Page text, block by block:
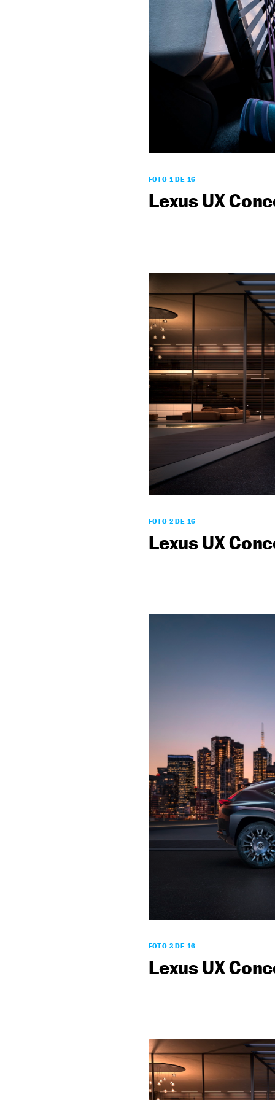
FOTO 1 DE 16
Lexus UX
FOTO 2 DE 16
Lexus UX
FOTO 3 DE 16
Lexus UX